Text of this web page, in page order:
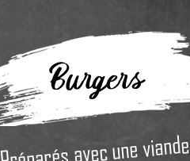
Burgers
Préparés avec une viande